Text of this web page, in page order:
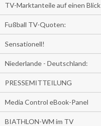
TV-Marktanteile auf einen Blick
Fußball TV-Quoten:
Sensationell!
Niederlande - Deutschland:
PRESSEMITTEILUNG
Media Control eBook-Panel
BIATHLON-WM im TV